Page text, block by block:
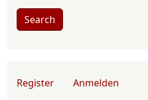
Search
User account menu
Register Anmelden